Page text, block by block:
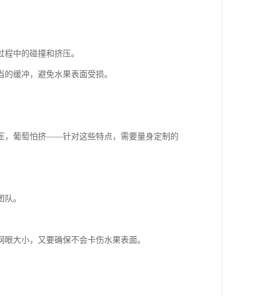
中的碰撞和挤压。
缓冲，避免水果表面受损。
，葡萄怕挤——针对这些特点，需要量身定制的
。
大小，又要确保不会卡伤水果表面。